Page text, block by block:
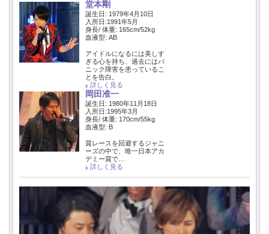
堂本剛
誕生日: 1979年4月10日
入所日:1991年5月
身長/ 体重: 165cm/52kg
血液型: AB
アイドルになるには美しす
ぎる心を持ち、過去にはパ
ニック障害を患っているこ
とを告白。
詳しく見る
岡田准一
誕生日: 1980年11月18日
入所日:1995年3月
身長/ 体重: 170cm/55kg
血液型: B
賞レースを回避するジャニ
ーズの中で、唯一日本アカ
デミー賞で…
詳しく見る